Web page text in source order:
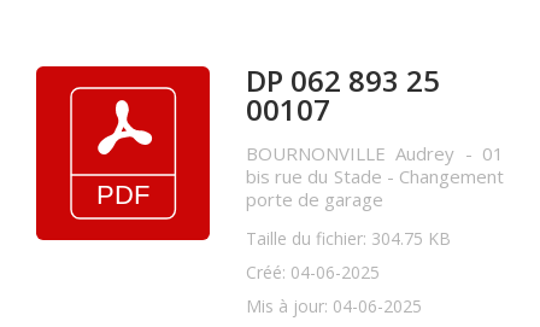
DP 062 893 25
00107
BOURNONVILLE Audrey - 01
bis rue du Stade - Changement
porte de garage
Taille du fichier: 304.75 KB
Créé: 04-06-2025
Mis à jour: 04-06-2025